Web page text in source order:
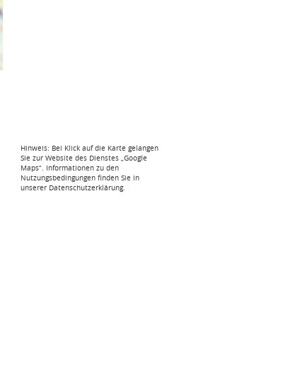
Hinweis: Bei Klick auf die Karte gelangen
Sie zur Website des Dienstes „Google
Maps“. Informationen zu den
Nutzungsbedingungen finden Sie in
unserer Datenschutzerklärung.